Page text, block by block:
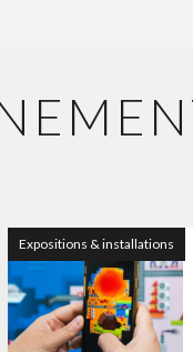
Expositions & installations